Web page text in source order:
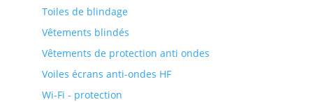
Toiles de blindage
Vêtements blindés
Vêtements de protection anti ondes
Voiles écrans anti-ondes HF
Wi-Fi - protection